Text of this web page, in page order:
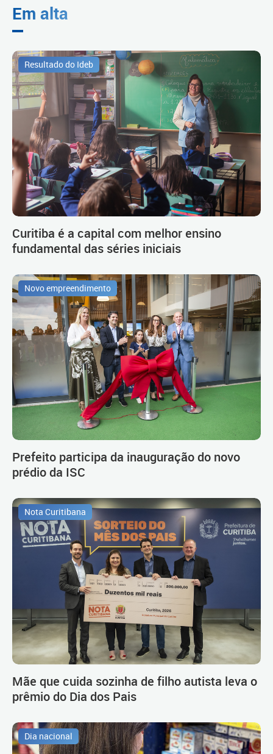
Em alta
Resultado do Ideb
Curitiba é a capital com melhor ensino
fundamental das séries iniciais
Novo empreendimento
Prefeito participa da inauguração do novo
prédio da ISC
Nota Curitibana
Mãe que cuida sozinha de filho autista leva o
prêmio do Dia dos Pais
Dia nacional